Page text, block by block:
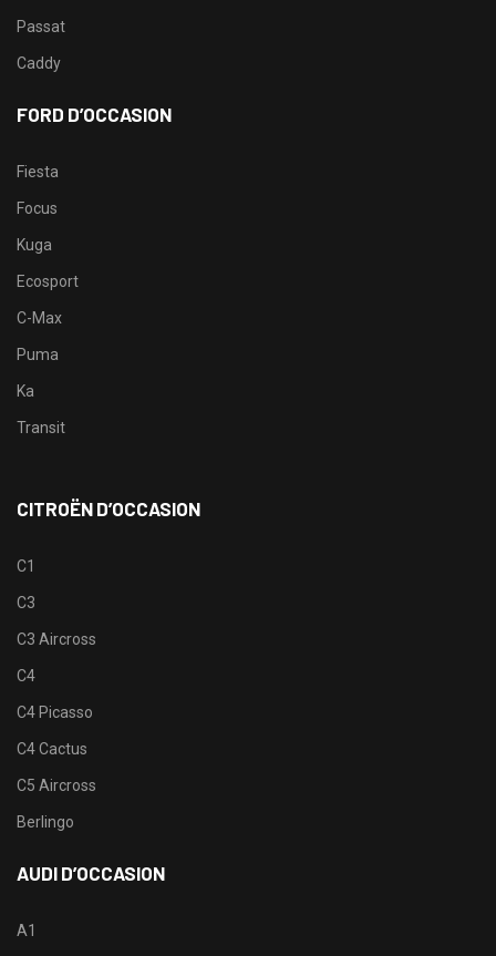
Passat
Caddy
FORD D’OCCASION
Fiesta
Focus
Kuga
Ecosport
C-Max
Puma
Ka
Transit
CITROËN D’OCCASION
C1
C3
C3 Aircross
C4
C4 Picasso
C4 Cactus
C5 Aircross
Berlingo
AUDI D’OCCASION
A1